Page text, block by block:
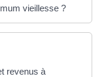
vieillesse ?
revenus à